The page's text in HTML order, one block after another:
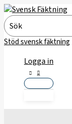
Hoppa
till
innehåll
Search
for:
Stöd svensk fäktning
Logga in